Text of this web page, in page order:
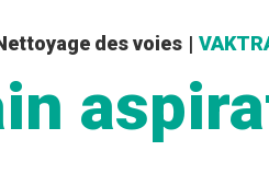
des voies |